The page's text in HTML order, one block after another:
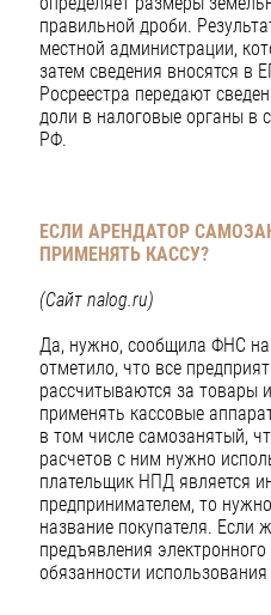
правильной дроби.
местной администрации,
затем сведения вносятся в
Росреестра передают
доли в налоговые органы в
РФ.
ЕСЛИ АРЕНДАТОР
ПРИМЕНЯТЬ КАССУ?
(Сайт nalog.ru)
Да, нужно, сообщила ФНС на
отметило, что все
рассчитываются за товары
применять кассовые
в том числе самозанятый,
расчетов с ним нужно
плательщик НПД является
предпринимателем, то
название покупателя. Если
предъявления
обязанности